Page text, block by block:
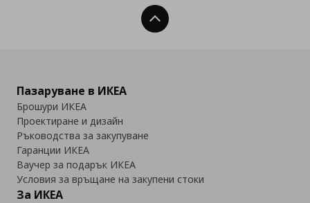
Нагоре
Пазаруване в ИКЕА
Брошури ИКЕА
Проектиране и дизайн
Ръководства за закупуване
Гаранции ИКЕА
Ваучер за подарък ИКЕА
Условия за връщане на закупени стоки
За ИКЕА